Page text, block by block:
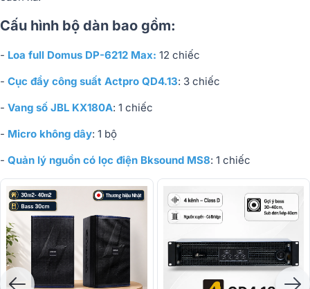
Cấu hình bộ dàn bao gồm:
- Loa full Domus DP-6212 Max: 12 chiếc
- Cục đẩy công suất Actpro QD4.13: 3 chiếc
- Vang số JBL KX180A: 1 chiếc
- Micro không dây: 1 bộ
- Quản lý nguồn có lọc điện Bksound MS8: 1 chiếc